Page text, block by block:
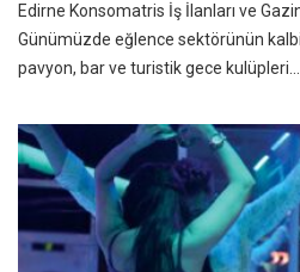
Edirne Konsomatris İş İlanları ve
Günümüzde eğlence sektörünün
pavyon, bar ve turistik gece kulüpleri…